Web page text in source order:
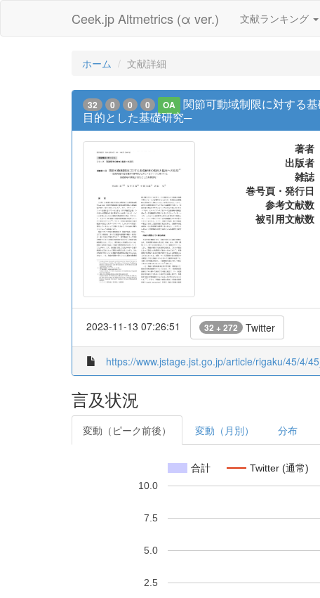
Ceek.jp Altmetrics (α ver.) 文献ランキング
ホーム 文献詳細
32 0 0 0 OA
関節可動域制限に対する
目的とした基礎研究─
著者
出版者
雑誌
巻号頁・発行日
参考文献数
被引用文献数
2023-11-13 07:26:51 32 + 272 Twitter
https://www.jstage.jst.go.jp/article/rigaku/45/4/
言及状況
変動（ピーク前後） 変動（月別） 分布
合計 Twitter (通常)
2.5
5.0
7.5
10.0